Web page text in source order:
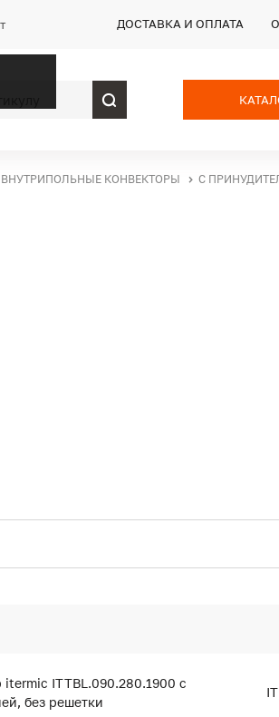
ДОСТАВКА И ОПЛАТА
ВНУТРИПОЛЬНЫЕ КОНВЕКТОРЫ С
itermic ITTBL.090.280.1900 с
без решетки